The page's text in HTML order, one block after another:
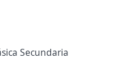
Secundaria